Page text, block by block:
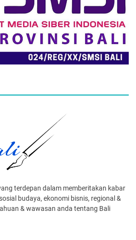
terdepan dalam memberitakan kabar
budaya, ekonomi bisnis, regional &
& wawasan anda tentang Bali